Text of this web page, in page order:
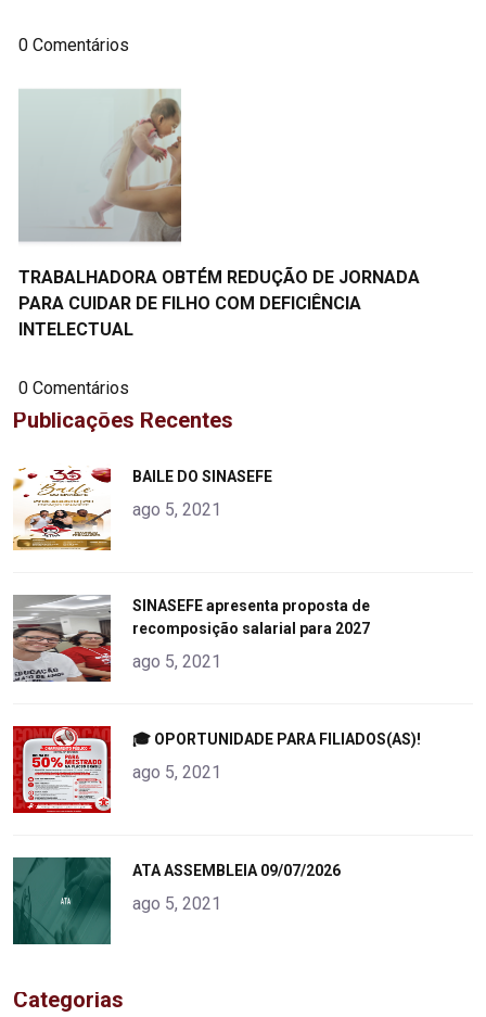
0 Comentários
TRABALHADORA OBTÉM REDUÇÃO DE JORNADA
PARA CUIDAR DE FILHO COM DEFICIÊNCIA
INTELECTUAL
0 Comentários
Publicações Recentes
alt="product">
BAILE DO SINASEFE
ago 5, 2021
alt="product">
SINASEFE apresenta proposta de
recomposição salarial para 2027
ago 5, 2021
alt="product">
🎓 OPORTUNIDADE PARA FILIADOS(AS)!
ago 5, 2021
alt="product">
ATA ASSEMBLEIA 09/07/2026
ago 5, 2021
Categorias